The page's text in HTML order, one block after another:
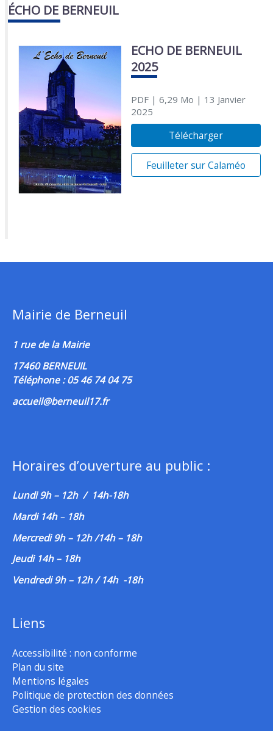
ÉCHO DE BERNEUIL
ECHO DE BERNEUIL
2025
PDF| 6,29 Mo | 13 Janvier
2025
Télécharger
Feuilleter sur Calaméo
Mairie de Berneuil
1 rue de la Mairie
17460 BERNEUIL
Téléphone : 05 46 74 04 75
accueil@berneuil17.fr
Horaires d’ouverture au public :
Lundi 9h – 12h / 14h-18h
Mardi 14h– 18h
Mercredi 9h – 12h /14h – 18h
Jeudi 14h – 18h
Vendredi 9h – 12h / 14h -18h
Liens
Accessibilité : non conforme
Plan du site
Mentions légales
Politique de protection des données
Gestion des cookies